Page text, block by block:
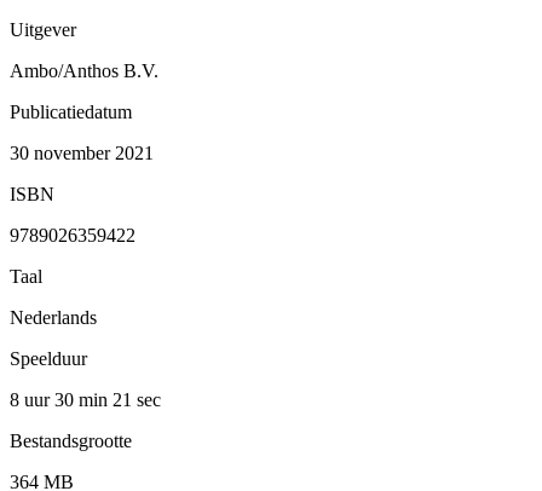
Uitgever
Ambo/Anthos B.V.
Publicatiedatum
30 november 2021
ISBN
9789026359422
Taal
Nederlands
Speelduur
8 uur 30 min 21 sec
Bestandsgrootte
364 MB